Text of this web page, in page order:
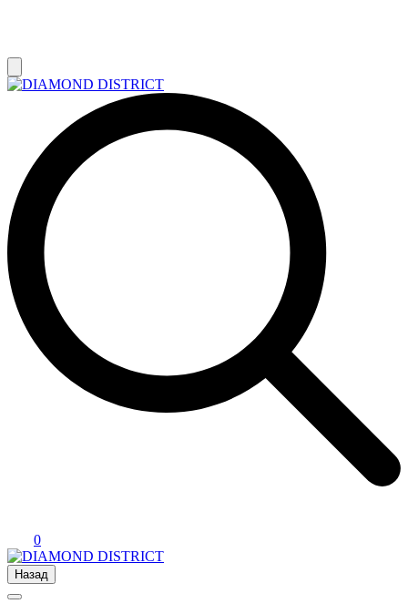
0
Назад